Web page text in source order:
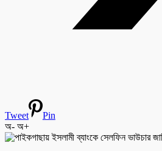
Tweet
Pin
অ- অ+